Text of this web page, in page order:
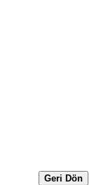
Geri Dön